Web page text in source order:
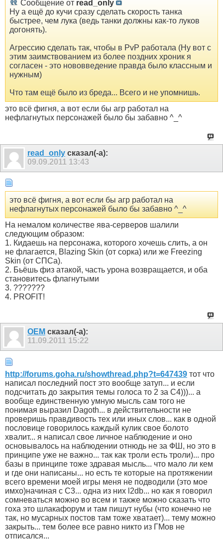
Сообщение от read_only
Ну а ещё до кучи сразу сделать скорость танка
быстрее, чем лука (ведь танки должны как-то луков
догонять).
Агрессию сделать так, чтобы в PvP работала (Ну вот с
этим заимствованием из более поздних хроник я
согласен - это нововведение правда было классным и
нужным)
Что там ещё было из бреда... Всего и не упомнишь.
это всё фигня, а вот если бы агр работал на
нефлагнутых персонажей было бы забавно ^_^
read_only сказал(-а):
09.09.2011 13:43
это всё фигня, а вот если бы агр работал на
нефлагнутых персонажей было бы забавно ^_^
На немалом количестве ява-серверов шалили
следующим образом:
1. Кидаешь на персонажа, которого хочешь слить, а он
не флагается, Blazing Skin (от сорка) или же Freezing
Skin (от СПСа).
2. Бьёшь физ атакой, часть урона возвращается, и оба
становитесь флагнутыми
3. ???????
4. PROFIT!
OEM сказал(-а):
11.09.2011 15:22
http://forums.goha.ru/showthread.php?t=647439 тот что
написал последний пост это вообще затуп... и если
подсчитать до закрытия темы голоса то 2 за С4)))... а
вообще единственную умную мысль сам того не
понимая выразил Dagoth... в действительности не
проверишь правдивость тех или иных слов... как в одной
пословице говорилось каждый кулик свое болото
хвалит... я написал свое личное наблюдение и оно
основывалось на наблюдении отнюдь не за ФШ, но это в
принципе уже не важно... так как троли есть троли)... про
базы в принципе тоже здравая мысль... что мало ли кем
и где они написаны... но есть те которые на протяжении
всего времени моей игры меня не подводили (это мое
имхо)начиная с С3... одна из них l2db... но как я говорил
сомневаться можно во всем и также можно сказать что
гоха это шлакафорум и там пишут нубы (что конечно не
так, но мусарных постов там тоже хватает)... тему можно
закрыть... тем более все равно никто из ГМов не
отписался...